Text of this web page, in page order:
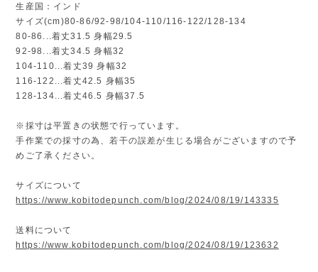
生産国：インド
サイズ(cm)80-86/92-98/104-110/116-122/128-134
80-86...着丈31.5 身幅29.5
92-98...着丈34.5 身幅32
104-110...着丈39 身幅32
116-122...着丈42.5 身幅35
128-134...着丈46.5 身幅37.5
※採寸は平置きの状態で行っています。
手作業での採寸の為、若干の誤差が生じる場合がございますので予
めご了承ください。
サイズについて
https://www.kobitodepunch.com/blog/2024/08/19/143335
送料について
https://www.kobitodepunch.com/blog/2024/08/19/123632